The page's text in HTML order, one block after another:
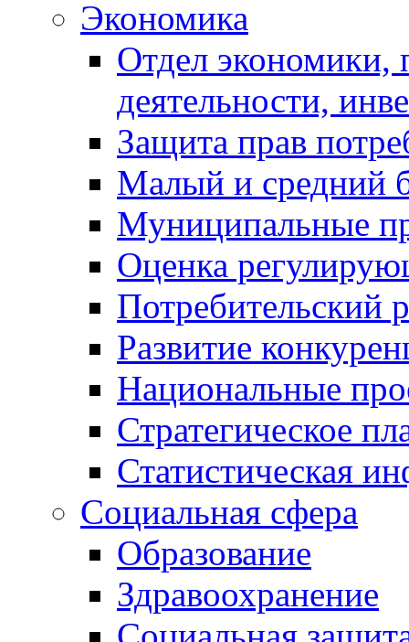
Экономика
Отдел экономики,
деятельности,
Защита прав
Малый и средний
Муниципальные
Оценка
Потребительский
Развитие
Национальные
Стратегическое
Статистическая
Социальная сфера
Образование
Здравоохранение